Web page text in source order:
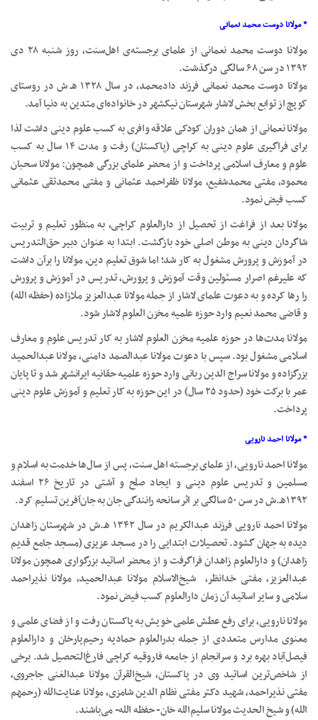
* مولانا دوست محمد نعمانی
مولانا دوست محمد نعمانی از علمای برجسته‌ی اهل‌سنت، روز شنبه ۲۸ دی
۱۳۹۲ در سن ۶۸ سالگی درگذشت.
مولانا دوست محمد نعمانی فرزند دادمحمد، در سال ۱۳۲۸ هـ ش در روستای
کوپچ از توابع بخش لاشار شهرستان نیکشهر در خانواده‌ای متدین به دنیا آمد.
مولانا نعمانی از همان دوران کودکی علاقه وافری به کسب علوم دینی داشت لذا
برای فراگیری علوم دینی به کراچی (پاکستان) رفت و مدت ۱۴ سال به کسب
علوم و معارف اسلامی پرداخت و از محضر علمای بزرگی همچون: مولانا سحبان
محمود، مفتی محمدشفیع، مولانا ظفراحمد عثمانی و مفتی محمدتقی عثمانی
کسب فیض نمود.
مولانا بعد از فراغت از تحصیل از دارالعلوم کراچی، به منظور تعلیم و تربیت
شاگردان دینی به موطن اصلی خود بازگشت. ابتدا به عنوان دبیر حق‌التدریس
در آموزش و پرورش مشغول به کار شد؛ اما شوق تعلیم دین، مولانا را برآن داشت
که علیرغم اصرار مسئولین وقت آموزش و پرورش، تدریس در آموزش و پرورش
را رها کرده و به دعوت علمای لاشار از جمله مولانا عبدالعزیز ملازاده (حفظه الله)
و قاضی محمد نعیم وارد حوزه علمیه مخزن العلوم لاشار شود.
مولانا مدت‌ها در حوزه علمیه مخزن العلوم لاشار به کار تدریس علوم و معارف
اسلامی مشغول بود. سپس با دعوت مولانا عبدالصمد دامنی، مولانا عبدالحمید
بزرگزاده و مولانا سراج الدین ربانی وارد حوزه علمیه حقانیه ایرانشهر شد و تا پایان
عمر با برکت خود (حدود ۲۵ سال) در این حوزه به کار تعلیم و آموزش علوم دینی
پرداخت.
* مولانا احمد نارویی
مولانا احمد نارویی، از علمای برجسته اهل سنت، پس از سال‌ها خدمت به اسلام و
مسلمین و تدریس علوم دینی و ایجاد صلح و آشتی در تاریخ ۲۶ اسفند
۱۳۹۲هـ.ش در سن ۵۰ سالگی بر اثر سانحه رانندگی جان به جان‌آفرین تسلیم کرد.
مولانا احمد نارویی فرزند عبدالکریم در سال ۱۳۴۲ هـ.ش در شهرستان زاهدان
دیده به جهان گشود. تحصیلات ابتدایی را در مسجد عزیزی (مسجد جامع قدیم
زاهدان) و دارالعلوم زاهدان فراگرفت و از محضر اساتید بزرگواری همچون مولانا
عبدالعزیز، مفتی خدانظر، شیخ‌الاسلام مولانا عبدالحمید،‌ مولانا نذیراحمد
سلامی و سایر اساتید آن ‌زمان دارالعلوم کسب فیض نمود.
مولانا نارویی، برای رفع عطش علمی خویش به پاکستان رفت و از فضای علمی و
معنوی مدارس متعددی از جمله بدرالعلوم حمادیه رحیم‌یارخان و دارالعلوم
فیصل‌آباد بهره برد و سرانجام از جامعه فاروقیه کراچی فارغ‌التحصیل شد. برخی
از شاخص‌ترین اساتید وی در پاکستان، شیخ‌القرآن مولانا عبدالغنی جاجروی،
مفتی نذیراحمد، شهید دکتر مفتی نظام الدین شامزی، مولانا عنایت‌الله (رحمهم
الله) و شیخ الحدیث مولانا سلیم‌الله خان- حفظه الله- می‌باشند.